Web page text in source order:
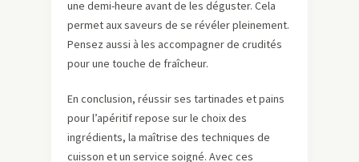
une demi-heure avant de les déguster. Cela
permet aux saveurs de se révéler pleinement.
Pensez aussi à les accompagner de crudités
pour une touche de fraîcheur.
En conclusion, réussir ses tartinades et pains
pour l’apéritif repose sur le choix des
ingrédients, la maîtrise des techniques de
cuisson et un service soigné. Avec ces